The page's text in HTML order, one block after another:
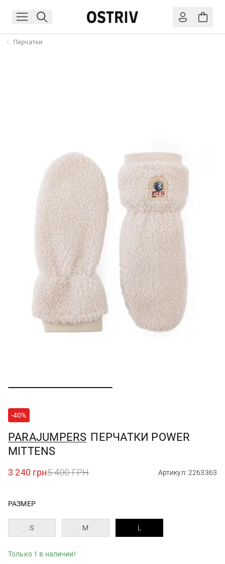
Перчатки
-40%
PARAJUMPERS ПЕРЧАТКИ POWER
MITTENS
3 240 грн5 400 ГРН Артикул: 2263363
РАЗМЕР
S M L
Только 1 в наличии!